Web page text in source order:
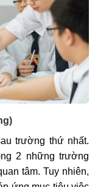
trường thứ nhất.
2 những trường
tâm. Tuy nhiên,